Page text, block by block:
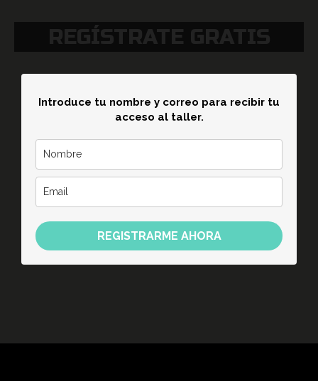
REGÍSTRATE GRATIS
Introduce tu nombre y correo para recibir tu
acceso al taller.
REGISTRARME AHORA